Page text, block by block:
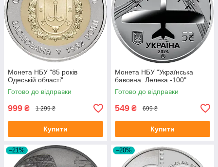
Монета НБУ "85 років
Одеській області"
Готово до відправки
999 ₴ 1 299 ₴
Купити
Монета НБУ "Українська
бавовна. Лелека -100"
Готово до відправки
549 ₴ 699 ₴
Купити
–21% –20%